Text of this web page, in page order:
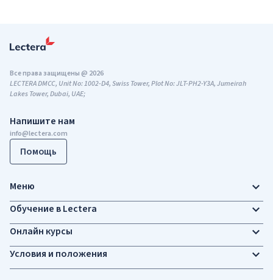
Напишите нам
info@lectera.com
Помощь
Все права защищены @ 2026
LECTERA DMCC, Unit No: 1002-D4, Swiss Tower, Plot No: JLT-PH2-Y3A, Jumeirah
Lakes Tower, Dubai, UAE;
Меню
Обучение в Lectera
Онлайн курсы
Условия и положения